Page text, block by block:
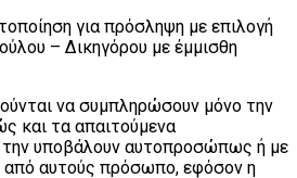
για πρόσληψη με επιλογή
– Δικηγόρου με έμμισθη
να συμπληρώσουν μόνο την
και τα απαιτούμενα
την υποβάλουν αυτοπροσώπως ή με
από αυτούς πρόσωπο, εφόσον η